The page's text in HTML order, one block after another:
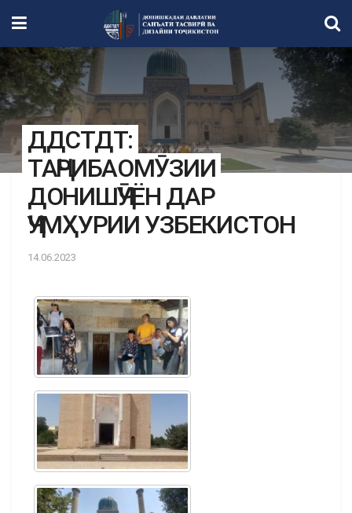
ДДСТДТ:
ТАҶРИБАОМӮЗИИ
ДОНИШҶӮЁН ДАР
ҶУМҲУРИИ УЗБЕКИСТОН
14.06.2023